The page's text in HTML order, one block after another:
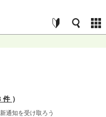
件 ）
通知を受け取ろう